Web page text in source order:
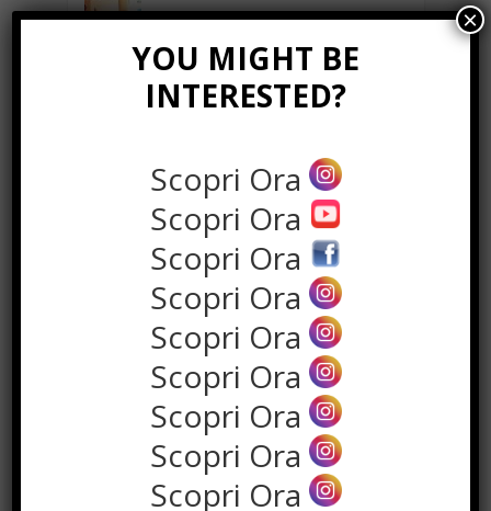
NEWS IN UNA FOTO
YOU MIGHT BE
INTERESTED?
Scopri Ora
Scopri Ora
Scopri Ora
Scopri Ora
Scopri Ora
Scopri Ora
Scopri Ora
Scopri Ora
Scopri Ora
×